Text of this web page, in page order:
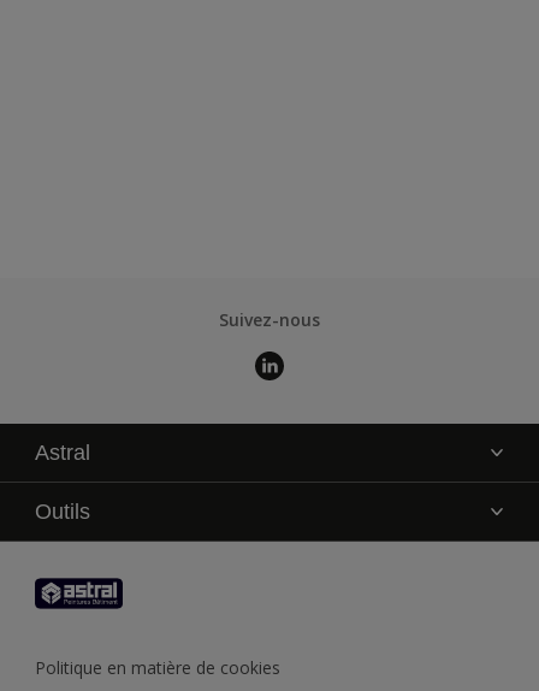
Suivez-nous
Astral
La marque
Service technique
Contact
Trouver un point de vente
Outils
Politique en matière de cookies